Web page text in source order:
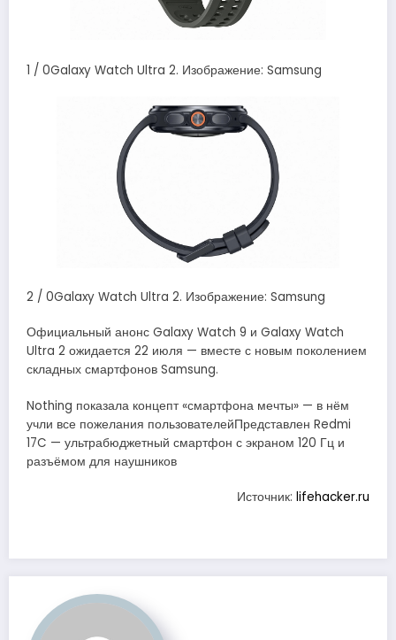
1 / 0Galaxy Watch Ultra 2. Изображение: Samsung
2 / 0Galaxy Watch Ultra 2. Изображение: Samsung
Официальный анонс Galaxy Watch 9 и Galaxy Watch
Ultra 2 ожидается 22 июля — вместе с новым поколением
складных смартфонов Samsung.
Nothing показала концепт «смартфона мечты» — в нём
учли все пожелания пользователейПредставлен Redmi
17C — ультрабюджетный смартфон с экраном 120 Гц и
разъёмом для наушников
Источник: lifehacker.ru